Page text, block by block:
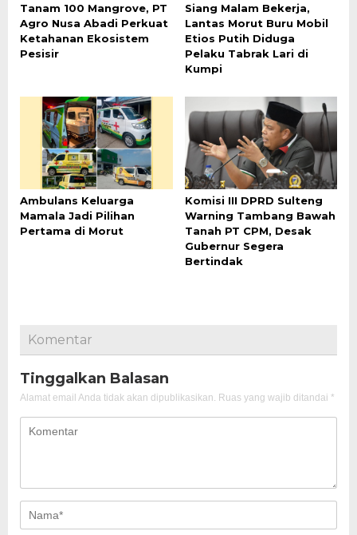
Tanam 100 Mangrove, PT
Agro Nusa Abadi Perkuat
Ketahanan Ekosistem
Pesisir
Siang Malam Bekerja,
Lantas Morut Buru Mobil
Etios Putih Diduga
Pelaku Tabrak Lari di
Kumpi
Ambulans Keluarga
Mamala Jadi Pilihan
Pertama di Morut
Komisi III DPRD Sulteng
Warning Tambang Bawah
Tanah PT CPM, Desak
Gubernur Segera
Bertindak
Komentar
Tinggalkan Balasan
Alamat email Anda tidak akan dipublikasikan. Ruas yang wajib ditandai *